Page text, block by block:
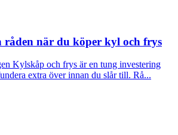
råden när du köper kyl och frys
Kylskåp och frys är en tung investering
extra över innan du slår till. Rå...